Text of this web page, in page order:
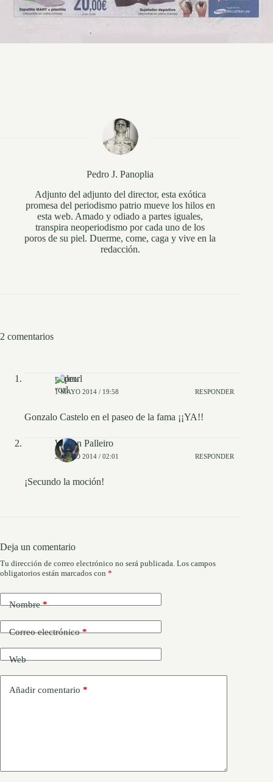
Pedro J. Panoplia
Adjunto del adjunto del director, esta exótica
promesa del periodismo patrio mueve los hilos en
esta web. Amado y odiado a partes iguales,
transpira neoperiodismo por cada uno de los
poros de su piel. Duerme, come, caga y vive en la
redacción.
2 comentarios
pedrorl
1 MAYO 2014 / 19:58 RESPONDER
Gonzalo Castelo en el paseo de la fama ¡¡YA!!
Wilson Palleiro
2 MAYO 2014 / 02:01 RESPONDER
¡Secundo la moción!
Deja un comentario
Tu dirección de correo electrónico no será publicada. Los campos
obligatorios están marcados con *
Nombre*
Correo electrónico*
Web
Añadir comentario *